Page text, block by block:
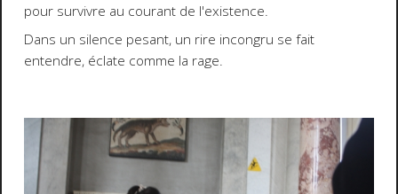
pour survivre au courant de l'existence.
Dans un silence pesant, un rire incongru se fait
entendre, éclate comme la rage.